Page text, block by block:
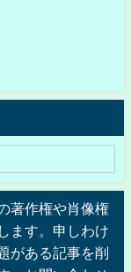
著作権や肖像権
ます。申しわけ
がある記事を削